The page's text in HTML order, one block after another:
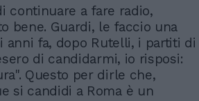
continuare a fare radio,
bene. Guardi, le faccio una
anni fa, dopo Rutelli, i partiti di
di candidarmi, io risposi:
Questo per dirle che,
si candidi a Roma è un